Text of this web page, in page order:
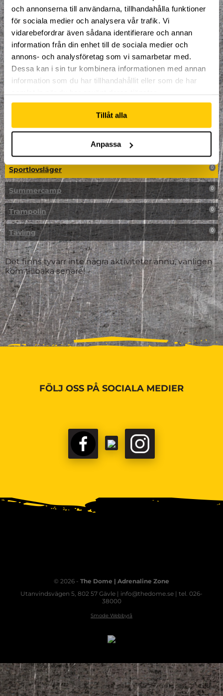
och annonserna till användarna, tillhandahålla funktioner
för sociala medier och analysera vår trafik. Vi
vidarebefordrar även sådana identifierare och annan
information från din enhet till de sociala medier och
annons- och analysföretag som vi samarbetar med.
Dessa kan i sin tur kombinera informationen med annan
information som du har tillhandahållit eller som de har
Tillåt alla
Anpassa
Multisport
Mässa
NPF-Träning
Parkour
Påsk på Dome
Påsklovsläger 0
Skateboard 0
Sportlovsläger 0
Summercamp 0
Trampolin 0
Tävling 0
Det finns tyvärr inte några aktiviteter ännu, vänligen
kom tillbaka senare!
FÖLJ OSS PÅ SOCIALA MEDIER
© 2026 - The Dome | Adrenaline Zone
Utanvindsvägen 5, 802 57 Gävle | info@thedome.se | tel. 026-
38000
Smode Webbyrå